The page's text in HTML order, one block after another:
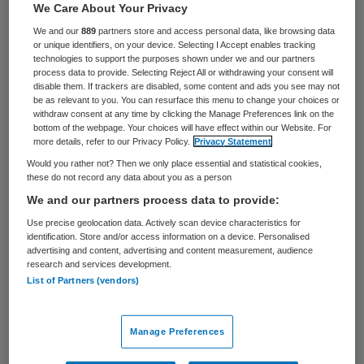
stad Derby wordt geplaagd door een geest.
De in een zwarte mantel gehulde figuur
gaat volgens tientallen getuigen dwars
door muren en waart over de gangen,
vooral in de buurt van het mortuarium. Dat
schrijft de krant The Sun vrijdag.
Spook
De geest jaagt zoveel mensen angst aan
dat het ziekenhuis het bisdom heeft
gevraagd iemand te sturen om het spook te
verdrijven. Voor een officiële uitdrijving
moet de bisschop volgens de krant
We Care About Your Privacy
We and our889 partners store and access personal data, like browsing data
or unique identifiers, on your device. Selecting I Accept enables tracking
technologies to support the purposes shown under we and our partners
process data to provide. Selecting Reject All or withdrawing your consent will
disable them. If trackers are disabled, some content and ads you see may not
be as relevant to you. You can resurface this menu to change your choices or
withdraw consent at any time by clicking the Manage Preferences link on the
bottom of the webpage. Your choices will have effect within our Website. For
more details, refer to our Privacy Policy.
Privacy Statement
Would you rather not? Then we only place essential and statistical cookies,
these do not record any data about you as a person
We and our partners process data to provide:
Use precise geolocation data. Actively scan device characteristics for
identification. Store and/or access information on a device. Personalised
advertising and content, advertising and content measurement, audience
research and services development.
List of Partners (vendors)
Manage Preferences